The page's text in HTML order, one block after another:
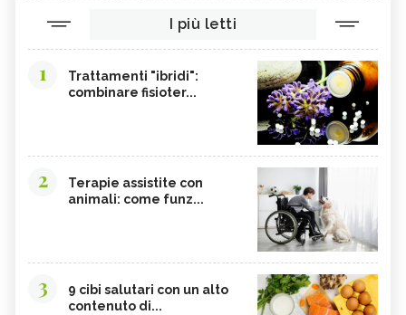
I più letti
1
Trattamenti "ibridi":
combinare fisioter...
2
Terapie assistite con
animali: come funz...
3
9 cibi salutari con un alto
contenuto di...